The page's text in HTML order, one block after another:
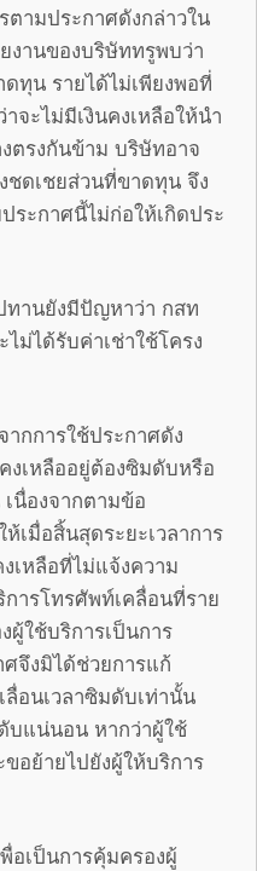
ามประกาศดังกล่าวใน
งานของบริษัททรูพบว่า
ทุน รายได้ไม่เพียงพอที่
จะไม่มีเงินคงเหลือให้นำ
ตรงกันข้าม บริษัทอาจ
ชดเชยส่วนที่ขาดทุน จึง
ระกาศนี้ไม่ก่อให้เกิดประ
ทานยังมีปัญหาว่า กสท
ม่ได้รับค่าเช่าใช้โครง
กการใช้ประกาศดัง
งเหลืออยู่ต้องซิมดับหรือ
นื่องจากตามข้อ
เมื่อสิ้นสุดระยะเวลาการ
เหลือที่ไม่แจ้งความ
ารโทรศัพท์เคลื่อนที่ราย
ผู้ใช้บริการเป็นการ
จึงมิได้ช่วยการแก้
อนเวลาซิมดับเท่านั้น
บแน่นอน หากว่าผู้ใช้
อย้ายไปยังผู้ให้บริการ
อเป็นการคุ้มครองผู้